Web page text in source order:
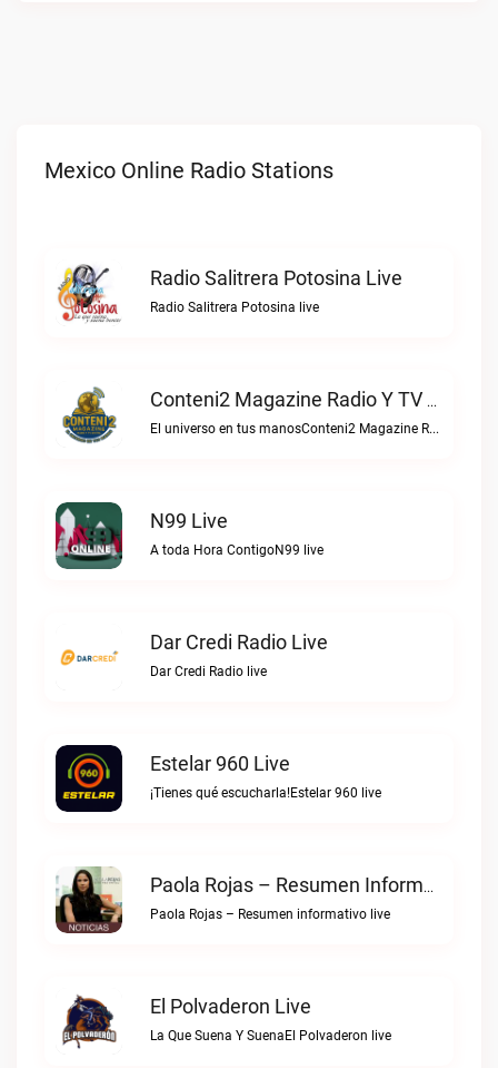
Mexico Online Radio Stations
Radio Salitrera Potosina Live
Radio Salitrera Potosina live
Conteni2 Magazine Radio Y TV Digital Live
El universo en tus manosConteni2 Magazine Radio y TV Digital live
N99 Live
A toda Hora ContigoN99 live
Dar Credi Radio Live
Dar Credi Radio live
Estelar 960 Live
¡Tienes qué escucharla!Estelar 960 live
Paola Rojas – Resumen Informativo Live
Paola Rojas – Resumen informativo live
El Polvaderon Live
La Que Suena Y SuenaEl Polvaderon live